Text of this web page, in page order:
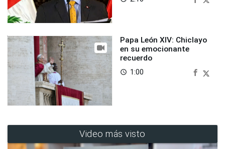
Papa León XIV: Chiclayo
en su emocionante
recuerdo
access_time 1:00
Video más visto